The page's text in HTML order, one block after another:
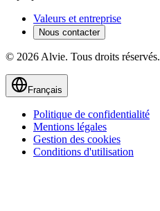
Valeurs et entreprise
Nous contacter
© 2026 Alvie. Tous droits réservés.
Français
Politique de confidentialité
Mentions légales
Gestion des cookies
Conditions d'utilisation